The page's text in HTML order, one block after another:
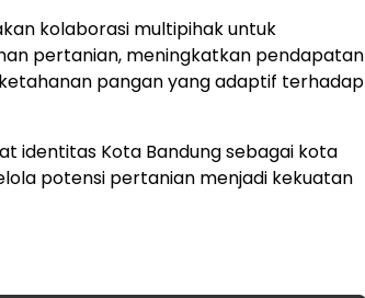
kolaborasi multipihak untuk
pertanian, meningkatkan pendapatan
pangan yang adaptif terhadap
identitas Kota Bandung sebagai kota
potensi pertanian menjadi kekuatan